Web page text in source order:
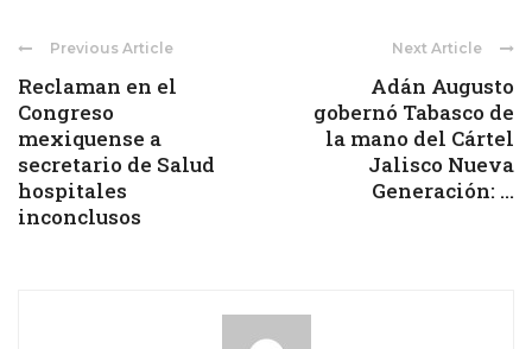
Previous Article
Reclaman en el
Congreso
mexiquense a
secretario de Salud
hospitales
inconclusos
Next Article
Adán Augusto
gobernó Tabasco de
la mano del Cártel
Jalisco Nueva
Generación: ...